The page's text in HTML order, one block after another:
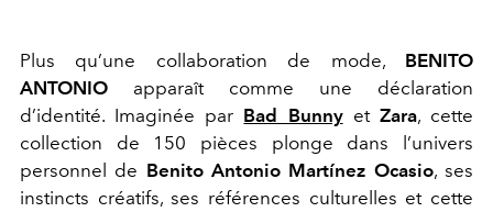
Plus qu’une collaboration de mode, BENITO
ANTONIO apparaît comme une déclaration
d’identité. Imaginée par Bad Bunnyet Zara, cette
collection de 150 pièces plonge dans l’univers
personnel de Benito Antonio Martínez Ocasio, ses
instincts créatifs, ses références culturelles et cette